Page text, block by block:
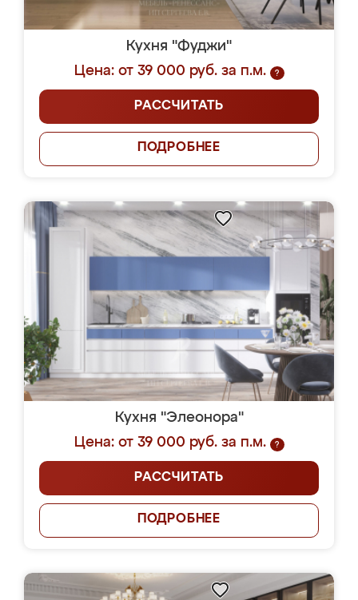
Кухня "Фуджи"
Цена: от 39 000 руб. за п.м.
?
РАССЧИТАТЬ
ПОДРОБНЕЕ
Кухня "Элеонора"
Цена: от 39 000 руб. за п.м.
?
РАССЧИТАТЬ
ПОДРОБНЕЕ